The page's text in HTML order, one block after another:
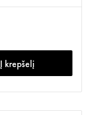
Į krepšelį